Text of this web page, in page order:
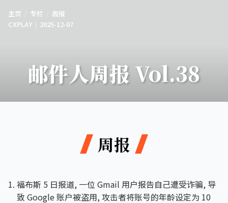
主页 专栏
周报
CXPLAY
2025-12-07
邮件人周报 Vol.38
周报
福布斯 5 日报道, 一位 Gmail 用户报告自己遭受诈骗, 导
致 Google 账户被盗用, 攻击者将账号的年龄设定为 10